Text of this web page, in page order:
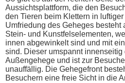
Aussichtsplattform, die den
den Tieren beim Klettern in
Umfriedung des Geheges besteht
Stein- und Kunstfelselementen,
innen abgewinkelt sind und mit
sind. Dieser umspannt innenseitig
Außengehege und ist zur
unauffällig. Die Gehegefront
Besuchern eine freie Sicht in die